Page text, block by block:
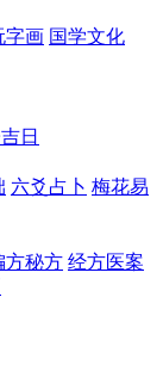
字画 国学文化
日
六爻占卜 梅花易
方秘方 经方医案